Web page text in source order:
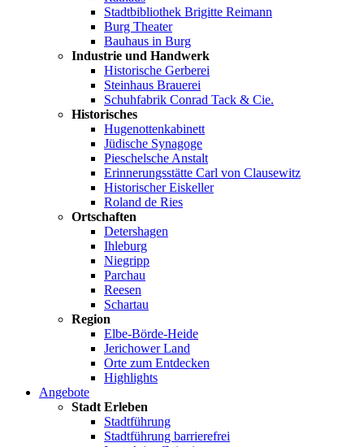
Stadtbibliothek Brigitte Reimann
Burg Theater
Bauhaus in Burg
Industrie und Handwerk
Historische Gerberei
Steinhaus Brauerei
Schuhfabrik Conrad Tack & Cie.
Historisches
Hugenottenkabinett
Jüdische Synagoge
Pieschelsche Anstalt
Erinnerungsstätte Carl von Clausewitz
Historischer Eiskeller
Roland de Ries
Ortschaften
Detershagen
Ihleburg
Niegripp
Parchau
Reesen
Schartau
Region
Elbe-Börde-Heide
Jerichower Land
Orte zum Entdecken
Highlights
Angebote
Stadt Erleben
Stadtführung
Stadtführung barrierefrei